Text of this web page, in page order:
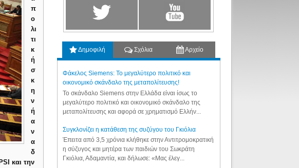
π
ο
λι
τι
κ
ή
σ
κ
η
ν
ή
α
ν
α
δ
και την
Δημοφιλή Σχόλια Αρχείο
Φάκελος Siemens: Το μεγαλύτερο πολιτικό και
οικονομικό σκάνδαλο της μεταπολίτευσης!
Το σκάνδαλο Siemens στην Ελλάδα είναι ίσως το
μεγαλύτερο πολιτικό και οικονομικό σκάνδαλο της
μεταπολίτευσης και αφορά σε χρηματισμό Ελλήν...
Συγκλονίζει η κατάθεση της συζύγου του Γκιόλια
Έπειτα από 3,5 χρόνια κλήθηκε στην Αντιτρομοκρατική
η σύζυγος και μητέρα των παιδιών του Σωκράτη
Γκιόλια, Αδαμαντία, και δήλωσε: «Μας έλεγ...